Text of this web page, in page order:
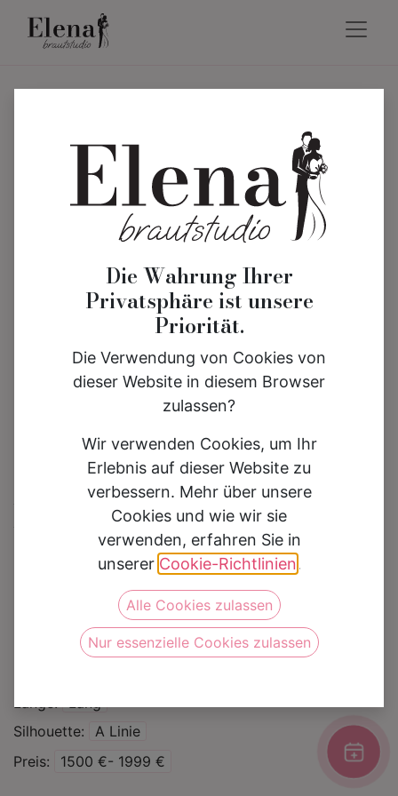
Brautkleid 20200TA
Auf die Wunschliste
Brautkleider
Amelie
Länge
Lang
Silhouette
A Linie
Preis
1500 €- 1999 €
Die Wahrung Ihrer
Privatsphäre ist unsere
Priorität.
Die Verwendung von Cookies von
dieser Website in diesem Browser
zulassen?
Wir verwenden Cookies, um Ihr
Erlebnis auf dieser Website zu
verbessern. Mehr über unsere
Cookies und wie wir sie
verwenden, erfahren Sie in
unserer Cookie-Richtlinien.
Alle Cookies zulassen
Nur essenzielle Cookies zulassen